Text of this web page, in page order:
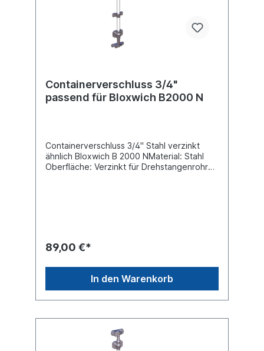
Containerverschluss 3/4"
passend für Bloxwich B2000 N
Containerverschluss 3/4" Stahl verzinkt
ähnlich Bloxwich B 2000 NMaterial: Stahl
Oberfläche: Verzinkt für Drehstangenrohr
89,00 €*
In den Warenkorb